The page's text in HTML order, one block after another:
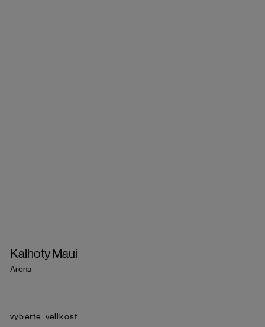
Kalhoty Maui
Arona
velikost